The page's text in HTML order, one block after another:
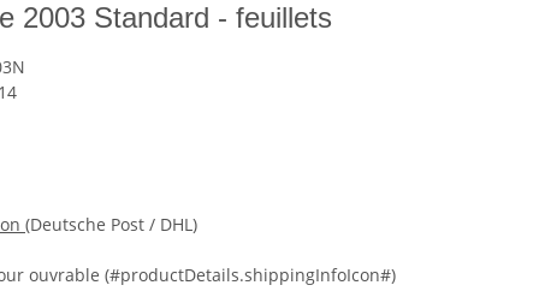
2003 Standard - feuillets
(Deutsche Post / DHL)
ouvrable (#productDetails.shippingInfoIcon#)